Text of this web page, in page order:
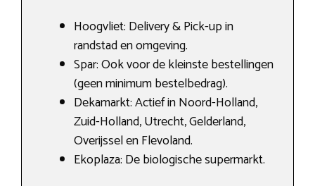
Hoogvliet: Delivery & Pick-up in
randstad en omgeving.
Spar: Ook voor de kleinste bestellingen
(geen minimum bestelbedrag).
Dekamarkt: Actief in Noord-Holland,
Zuid-Holland, Utrecht, Gelderland,
Overijssel en Flevoland.
Ekoplaza: De biologische supermarkt.